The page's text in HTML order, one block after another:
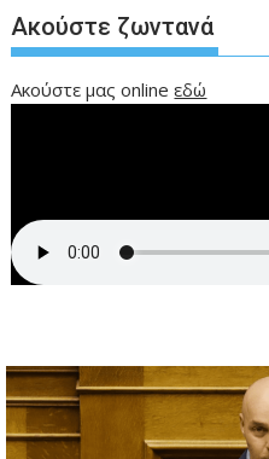
Ακούστε ζωντανά
Ακούστε μας onlineεδώ